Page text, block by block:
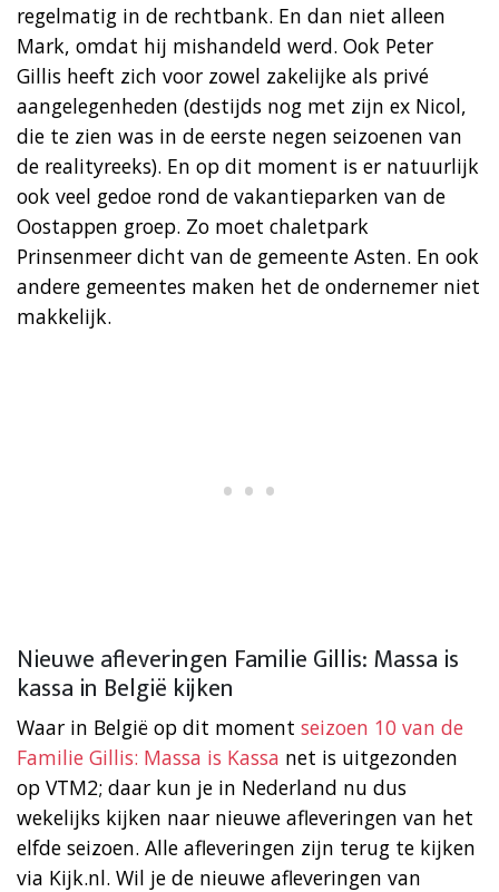
regelmatig in de rechtbank. En dan niet alleen
Mark, omdat hij mishandeld werd. Ook Peter
Gillis heeft zich voor zowel zakelijke als privé
aangelegenheden (destijds nog met zijn ex Nicol,
die te zien was in de eerste negen seizoenen van
de realityreeks). En op dit moment is er natuurlijk
ook veel gedoe rond de vakantieparken van de
Oostappen groep. Zo moet chaletpark
Prinsenmeer dicht van de gemeente Asten. En ook
andere gemeentes maken het de ondernemer niet
makkelijk.
Nieuwe afleveringen Familie Gillis: Massa is
kassa in België kijken
Waar in België op dit moment seizoen 10 van de
Familie Gillis: Massa is Kassa net is uitgezonden
op VTM2; daar kun je in Nederland nu dus
wekelijks kijken naar nieuwe afleveringen van het
elfde seizoen. Alle afleveringen zijn terug te kijken
via Kijk.nl. Wil je de nieuwe afleveringen van